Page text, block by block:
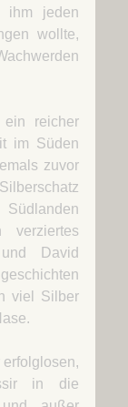
ihm jeden
wollte,
reicher
im Süden
zuvor
David
viel Silber
in die